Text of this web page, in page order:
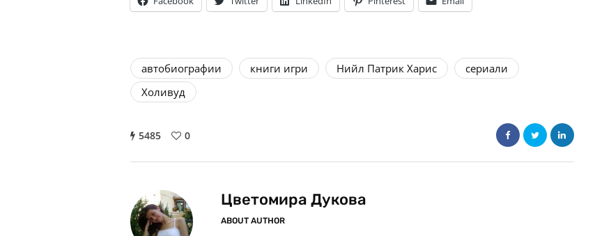
автобиографии книги игри Нийл Патрик Харис
сериали
Холивуд
5485 0
Цветомира Дукова
ABOUT AUTHOR